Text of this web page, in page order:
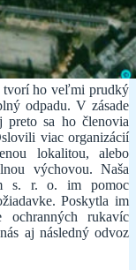
tvorí ho veľmi prudký
odpadu. V zásade
preto sa ho členovia
viac organizácií
lokalitou, alebo
výchovou. Naša
s. r. o. im pomoc
Poskytla im
ochranných rukavíc
aj následný odvoz